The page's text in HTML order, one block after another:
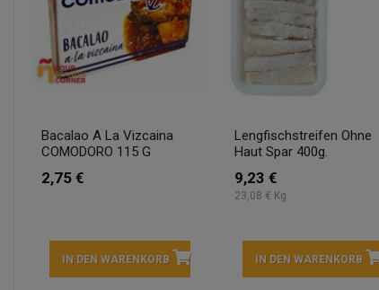
Bacalao A La Vizcaina
COMODORO 115 G
2,75 €
IN DEN WARENKORB
Lengfischstreifen Ohne
Haut Spar 400g.
9,23 €
23,08 € Kg
IN DEN WARENKORB